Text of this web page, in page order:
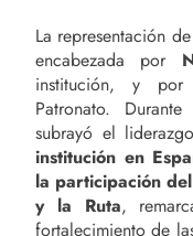
La representación
encabezada por
institución, y por
Patronato.
subrayó el
institución en
la participación
y la Ruta,
fortalecimiento de